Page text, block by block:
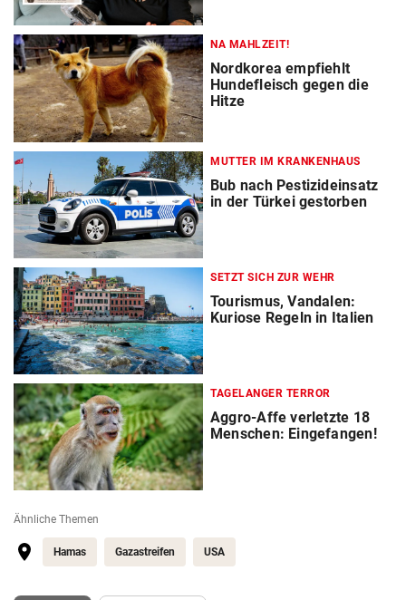
NA MAHLZEIT!
Nordkorea empfiehlt
Hundefleisch gegen die
Hitze
MUTTER IM KRANKENHAUS
Bub nach Pestizideinsatz
in der Türkei gestorben
SETZT SICH ZUR WEHR
Tourismus, Vandalen:
Kuriose Regeln in Italien
TAGELANGER TERROR
Aggro-Affe verletzte 18
Menschen: Eingefangen!
Ähnliche Themen
Hamas Gazastreifen USA